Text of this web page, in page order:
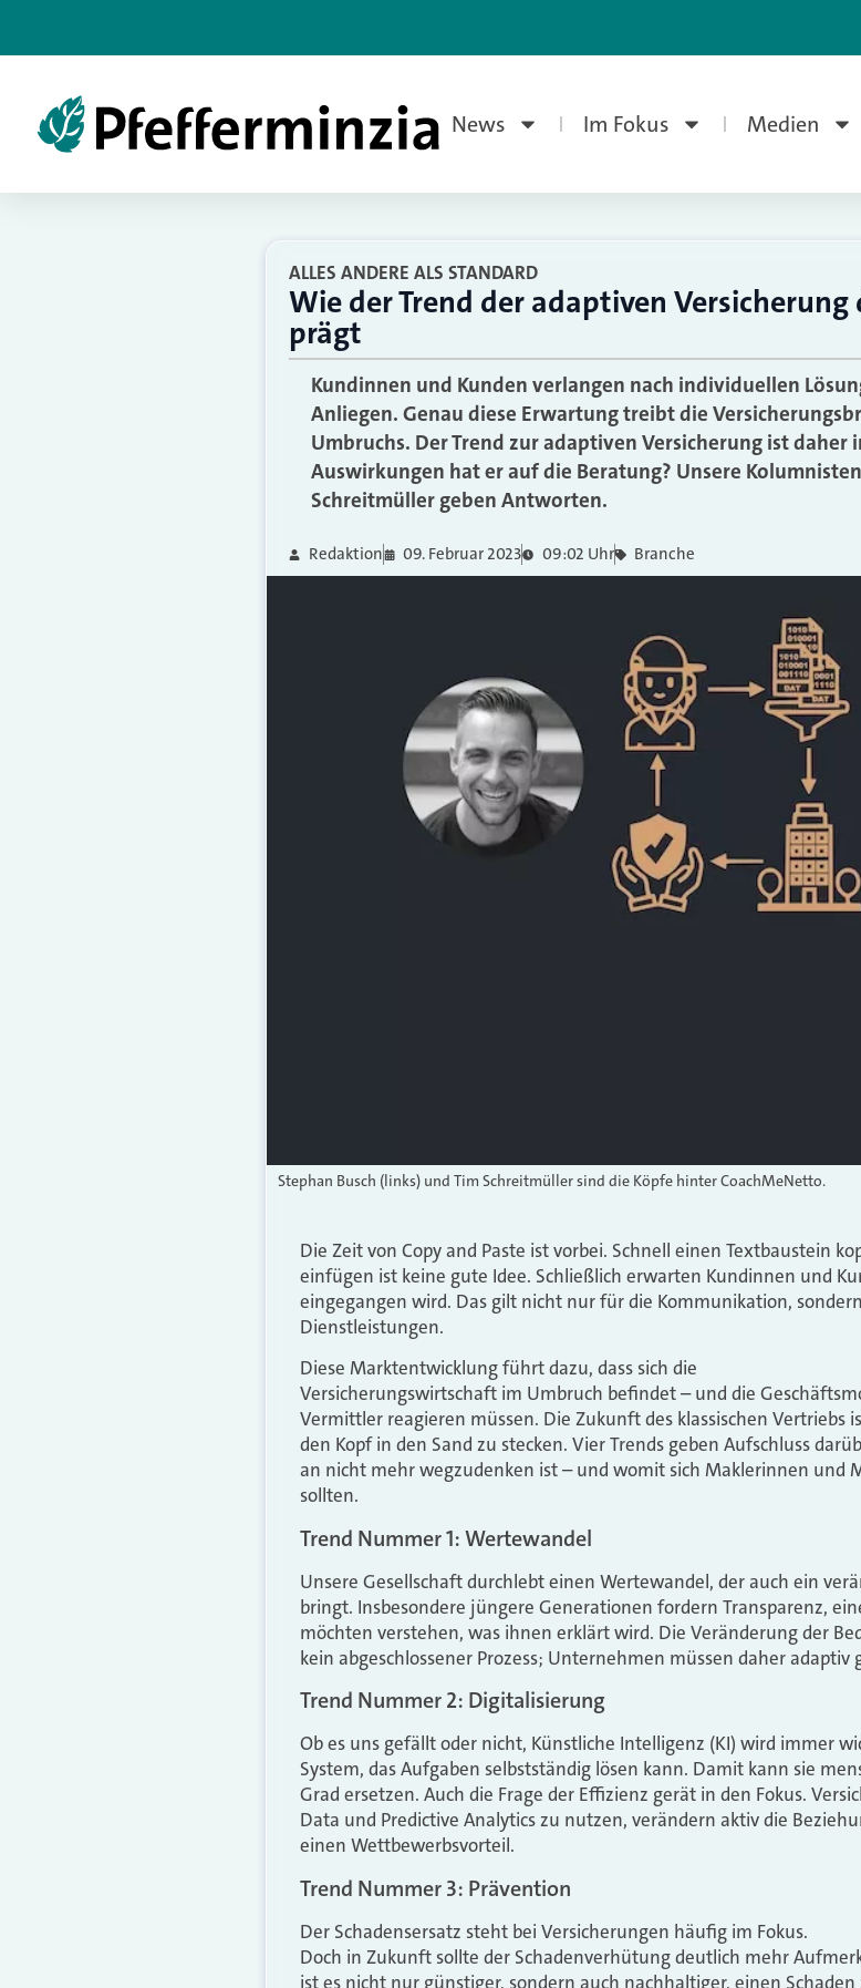
News Im Fokus Medien
ALLES ANDERE ALS STANDARD
Wie der Trend der adaptiven
prägt
Kundinnen und Kunden verlangen nach individuellen
Anliegen. Genau diese Erwartung treibt die
Umbruchs. Der Trend zur adaptiven Versicherung ist daher
Auswirkungen hat er auf die Beratung? Unsere
Schreitmüller geben Antworten.
Redaktion 09. Februar 2023 09:02 Uhr Branche
Stephan Busch (links) und Tim Schreitmüller sind die Köpfe hinter CoachMeNetto.
Die Zeit von Copy and Paste ist vorbei. Schnell einen Textbaustein
einfügen ist keine gute Idee. Schließlich erwarten Kundinnen und
eingegangen wird. Das gilt nicht nur für die Kommunikation,
Dienstleistungen.
Diese Marktentwicklung führt dazu, dass sich die
Versicherungswirtschaft im Umbruch befindet – und die
Vermittler reagieren müssen. Die Zukunft des klassischen Vertriebs
den Kopf in den Sand zu stecken. Vier Trends geben Aufschluss
an nicht mehr wegzudenken ist – und womit sich Maklerinnen und
sollten.
Trend Nummer 1: Wertewandel
Unsere Gesellschaft durchlebt einen Wertewandel, der auch ein
bringt. Insbesondere jüngere Generationen fordern Transparenz,
möchten verstehen, was ihnen erklärt wird. Die Veränderung der
kein abgeschlossener Prozess; Unternehmen müssen daher adaptiv
Trend Nummer 2: Digitalisierung
Ob es uns gefällt oder nicht, Künstliche Intelligenz (KI) wird immer
System, das Aufgaben selbstständig lösen kann. Damit kann sie
Grad ersetzen. Auch die Frage der Effizienz gerät in den Fokus.
Data und Predictive Analytics zu nutzen, verändern aktiv die
einen Wettbewerbsvorteil.
Trend Nummer 3: Prävention
Der Schadensersatz steht bei Versicherungen häufig im Fokus.
Doch in Zukunft sollte der Schadenverhütung deutlich mehr
ist es nicht nur günstiger, sondern auch nachhaltiger, einen